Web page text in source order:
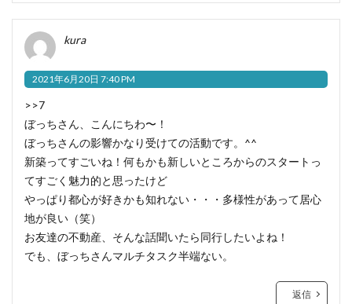
kura
2021年6月20日 7:40 PM
>>7
ぼっちさん、こんにちわ〜！
ぼっちさんの影響かなり受けての活動です。^^
新築ってすごいね！何もかも新しいところからのスタートっ
てすごく魅力的と思ったけど
やっぱり都心が好きかも知れない・・・多様性があって居心
地が良い（笑）
お友達の不動産、そんな話聞いたら同行したいよね！
でも、ぼっちさんマルチタスク半端ない。
返信